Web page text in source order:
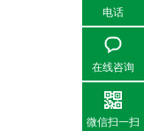
电话
在线咨询
微信扫一扫